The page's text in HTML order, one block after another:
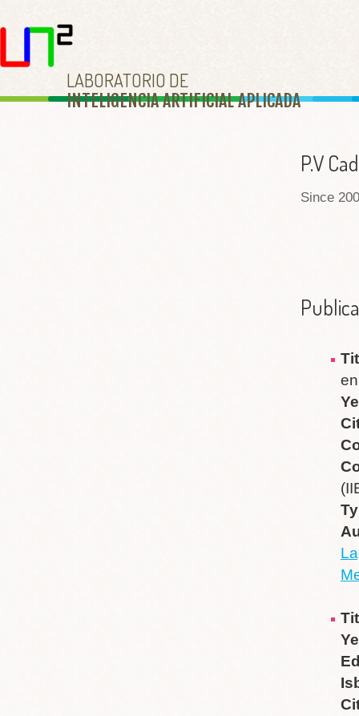
LABORATORIO DE
INTELIGENCIA ARTIFICIAL APLICADA
P.V
Since